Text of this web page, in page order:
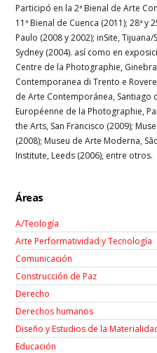
Participó en la 2ª Bienal de Arte
11ª Bienal de Cuenca (2011); 28ª y
Paulo (2008 y 2002); inSite,
Sydney (2004). así como en
Centre de la Photographie,
Contemporanea di Trento e
de Arte Contemporánea, Santiago
Européenne de la Photographie,
the Arts, San Francisco (2009);
(2008); Museu de Arte Moderna,
Institute, Leeds (2006), entre otros.
Áreas
A/Teología
Arte Performatividad y Tecnología
Comunicación
Construcción de Paz
Derecho
Derechos humanos
Diseño y Estudios de la
Educación